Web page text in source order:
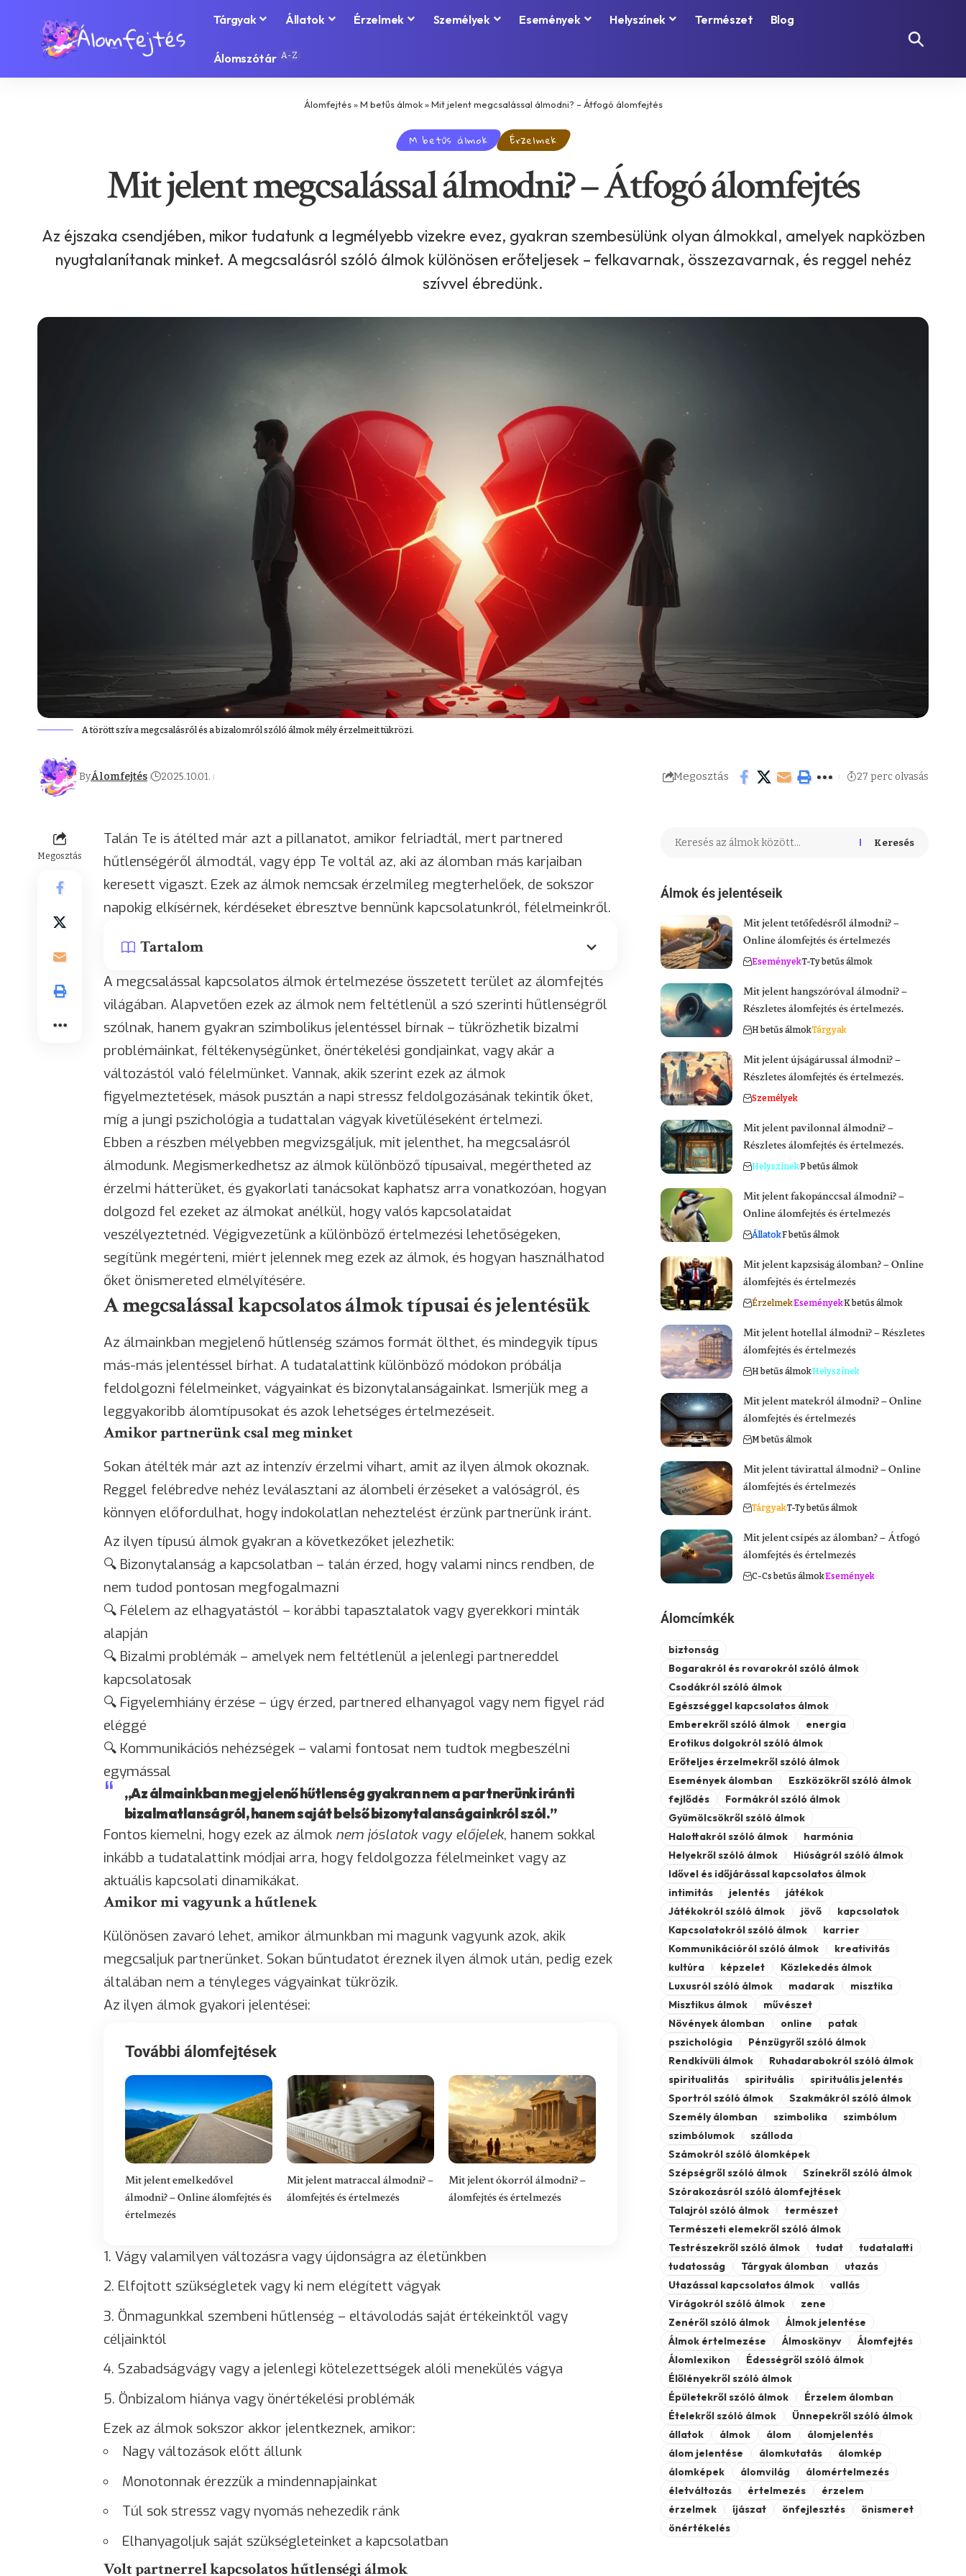
Tárgyak Állatok Érzelmek Személyek Események Helyszínek Természet Blog
Álomszótár A-Z
Álomfejtés»M betűs álmok»Mit jelent megcsalással álmodni? – Átfogó álomfejtés
M betűs álmok Érzelmek
Mit jelent megcsalással álmodni? – Átfogó álomfejtés
Az éjszaka csendjében, mikor tudatunk a legmélyebb vizekre evez, gyakran szembesülünk olyan álmokkal, amelyek napközben
nyugtalanítanak minket. A megcsalásról szóló álmok különösen erőteljesek – felkavarnak, összezavarnak, és reggel nehéz
szívvel ébredünk.
A törött szív a megcsalásról és a bizalomról szóló álmok mély érzelmeit tükrözi.
ByÁlomfejtés 2025.10.01. Megosztás 27 perc olvasás
Megosztás
Talán Te is átélted már azt a pillanatot, amikor felriadtál, mert partnered
hűtlenségéről álmodtál, vagy épp Te voltál az, aki az álomban más karjaiban
keresett vigaszt. Ezek az álmok nemcsak érzelmileg megterhelőek, de sokszor
napokig elkísérnek, kérdéseket ébresztve bennünk kapcsolatunkról, félelmeinkről.
Tartalom
A megcsalással kapcsolatos álmok értelmezése összetett terület az álomfejtés
világában. Alapvetően ezek az álmok nem feltétlenül a szó szerinti hűtlenségről
szólnak, hanem gyakran szimbolikus jelentéssel bírnak – tükrözhetik bizalmi
problémáinkat, féltékenységünket, önértékelési gondjainkat, vagy akár a
változástól való félelmünket. Vannak, akik szerint ezek az álmok
figyelmeztetések, mások pusztán a napi stressz feldolgozásának tekintik őket,
míg a jungi pszichológia a tudattalan vágyak kivetüléseként értelmezi.
Ebben a részben mélyebben megvizsgáljuk, mit jelenthet, ha megcsalásról
álmodunk. Megismerkedhetsz az álmok különböző típusaival, megértheted az
érzelmi hátterüket, és gyakorlati tanácsokat kaphatsz arra vonatkozóan, hogyan
dolgozd fel ezeket az álmokat anélkül, hogy valós kapcsolataidat
veszélyeztetnéd. Végigvezetünk a különböző értelmezési lehetőségeken,
segítünk megérteni, miért jelennek meg ezek az álmok, és hogyan használhatod
őket önismereted elmélyítésére.
A megcsalással kapcsolatos álmok típusai és jelentésük
Az álmainkban megjelenő hűtlenség számos formát ölthet, és mindegyik típus
más-más jelentéssel bírhat. A tudatalattink különböző módokon próbálja
feldolgozni félelmeinket, vágyainkat és bizonytalanságainkat. Ismerjük meg a
leggyakoribb álomtípusokat és azok lehetséges értelmezéseit.
Amikor partnerünk csal meg minket
Sokan átélték már azt az intenzív érzelmi vihart, amit az ilyen álmok okoznak.
Reggel felébredve nehéz leválasztani az álombeli érzéseket a valóságról, és
könnyen előfordulhat, hogy indokolatlan neheztelést érzünk partnerünk iránt.
Az ilyen típusú álmok gyakran a következőket jelezhetik:
🔍 Bizonytalanság a kapcsolatban – talán érzed, hogy valami nincs rendben, de
nem tudod pontosan megfogalmazni
🔍 Félelem az elhagyatástól – korábbi tapasztalatok vagy gyerekkori minták
alapján
🔍 Bizalmi problémák – amelyek nem feltétlenül a jelenlegi partnereddel
kapcsolatosak
🔍 Figyelemhiány érzése – úgy érzed, partnered elhanyagol vagy nem figyel rád
eléggé
🔍 Kommunikációs nehézségek – valami fontosat nem tudtok megbeszélni
egymással
„Az álmainkban megjelenő hűtlenség gyakran nem a partnerünk iránti
bizalmatlanságról, hanem saját belső bizonytalanságainkról szól.”
Fontos kiemelni, hogy ezek az álmok nem jóslatok vagy előjelek, hanem sokkal
inkább a tudatalattink módjai arra, hogy feldolgozza félelmeinket vagy az
aktuális kapcsolati dinamikákat.
Amikor mi vagyunk a hűtlenek
Különösen zavaró lehet, amikor álmunkban mi magunk vagyunk azok, akik
megcsaljuk partnerünket. Sokan bűntudatot éreznek ilyen álmok után, pedig ezek
általában nem a tényleges vágyainkat tükrözik.
Az ilyen álmok gyakori jelentései:
További álomfejtések
Mit jelent emelkedővel
álmodni? – Online álomfejtés és
értelmezés
Mit jelent matraccal álmodni? –
álomfejtés és értelmezés
Mit jelent ókorról álmodni? –
álomfejtés és értelmezés
Vágy valamilyen változásra vagy újdonságra az életünkben
Elfojtott szükségletek vagy ki nem elégített vágyak
Önmagunkkal szembeni hűtlenség – eltávolodás saját értékeinktől vagy
céljainktól
Szabadságvágy vagy a jelenlegi kötelezettségek alóli menekülés vágya
Önbizalom hiánya vagy önértékelési problémák
Ezek az álmok sokszor akkor jelentkeznek, amikor:
Nagy változások előtt állunk
Monotonnak érezzük a mindennapjainkat
Túl sok stressz vagy nyomás nehezedik ránk
Elhanyagoljuk saját szükségleteinket a kapcsolatban
Volt partnerrel kapcsolatos hűtlenségi álmok
Keresés
Álmok és jelentéseik
Mit jelent tetőfedésről álmodni? –
Online álomfejtés és értelmezés
EseményekT-Ty betűs álmok
Mit jelent hangszóróval álmodni? –
Részletes álomfejtés és értelmezés.
H betűs álmokTárgyak
Mit jelent újságárussal álmodni? –
Részletes álomfejtés és értelmezés.
Személyek
Mit jelent pavilonnal álmodni? –
Részletes álomfejtés és értelmezés.
HelyszínekP betűs álmok
Mit jelent fakopánccsal álmodni? –
Online álomfejtés és értelmezés
ÁllatokF betűs álmok
Mit jelent kapzsiság álomban? – Online
álomfejtés és értelmezés
ÉrzelmekEseményekK betűs álmok
Mit jelent hotellal álmodni? – Részletes
álomfejtés és értelmezés
H betűs álmokHelyszínek
Mit jelent matekról álmodni? – Online
álomfejtés és értelmezés
M betűs álmok
Mit jelent távirattal álmodni? – Online
álomfejtés és értelmezés
TárgyakT-Ty betűs álmok
Mit jelent csípés az álomban? – Átfogó
álomfejtés és értelmezés
C-Cs betűs álmokEsemények
Álomcímkék
biztonság
Bogarakról és rovarokról szóló álmok
Csodákról szóló álmok
Egészséggel kapcsolatos álmok
Emberekről szóló álmok
energia
Erotikus dolgokról szóló álmok
Erőteljes érzelmekről szóló álmok
Események álomban
Eszközökről szóló álmok
fejlődés
Formákról szóló álmok
Gyümölcsökről szóló álmok
Halottakról szóló álmok
harmónia
Helyekről szóló álmok
Hiúságról szóló álmok
Idővel és időjárással kapcsolatos álmok
intimitás
jelentés
játékok
Játékokról szóló álmok
jövő
kapcsolatok
Kapcsolatokról szóló álmok
karrier
Kommunikációról szóló álmok
kreativitás
kultúra
képzelet
Közlekedés álmok
Luxusról szóló álmok
madarak
misztika
Misztikus álmok
művészet
Növények álomban
online
patak
pszichológia
Pénzügyről szóló álmok
Rendkívüli álmok
Ruhadarabokról szóló álmok
spiritualitás
spirituális
spirituális jelentés
Sportról szóló álmok
Szakmákról szóló álmok
Személy álomban
szimbolika
szimbólum
szimbólumok
szálloda
Számokról szóló álomképek
Szépségről szóló álmok
Színekről szóló álmok
Szórakozásról szóló álomfejtések
Talajról szóló álmok
természet
Természeti elemekről szóló álmok
Testrészekről szóló álmok
tudat
tudatalatti
tudatosság
Tárgyak álomban
utazás
Utazással kapcsolatos álmok
vallás
Virágokról szóló álmok
zene
Zenéről szóló álmok
Álmok jelentése
Álmok értelmezése
Álmoskönyv
Álomfejtés
Álomlexikon
Édességről szóló álmok
Élőlényekről szóló álmok
Épületekről szóló álmok
Érzelem álomban
Ételekről szóló álmok
Ünnepekről szóló álmok
állatok
álmok álom
álomjelentés
álom jelentése
álomkutatás
álomkép
álomképek
álomvilág
álomértelmezés
életváltozás
értelmezés
érzelem
érzelmek
íjászat önfejlesztés
önismeret
önértékelés